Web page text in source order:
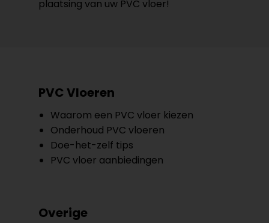
plaatsing van uw PVC vloer!
PVC Vloeren
Waarom een PVC vloer kiezen
Onderhoud PVC vloeren
Doe-het-zelf tips
PVC vloer aanbiedingen
Overige